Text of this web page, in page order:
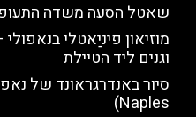
שאטל הסעה משדה
מוזיאון פיניַאטלי
וגנים ליד הטיילת
Naples)